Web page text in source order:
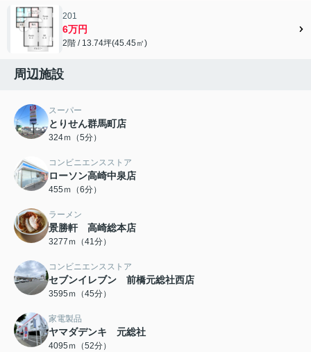
201
6万円
2階 / 13.74坪(45.45㎡)
周辺施設
スーパー
とりせん群馬町店
324ｍ（5分）
コンビニエンスストア
ローソン高崎中泉店
455ｍ（6分）
ラーメン
景勝軒 高崎総本店
3277ｍ（41分）
コンビニエンスストア
セブンイレブン 前橋元総社西店
3595ｍ（45分）
家電製品
ヤマダデンキ 元総社
4095ｍ（52分）